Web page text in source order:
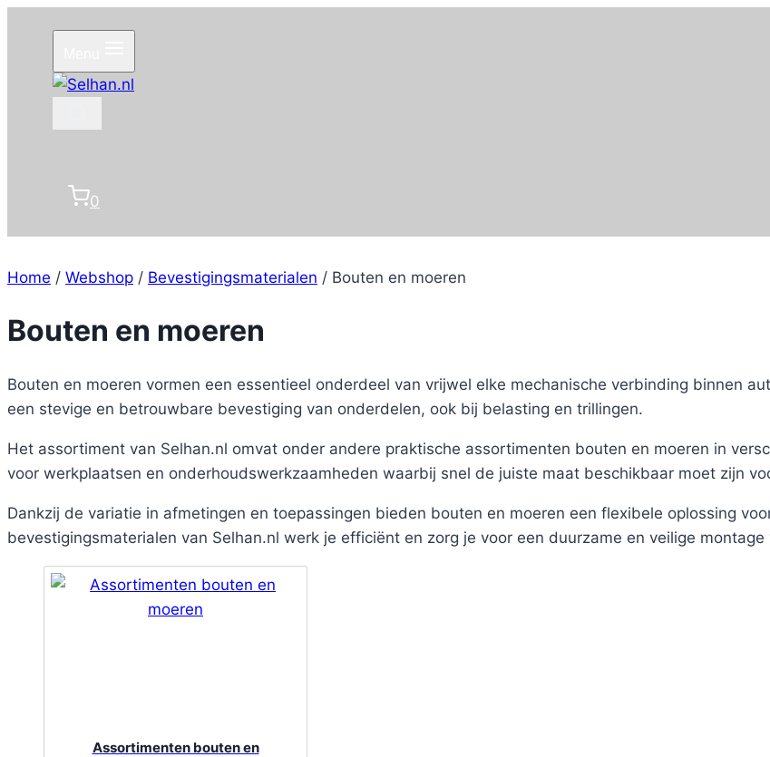
inhoud
0
Home / Webshop / Bevestigingsmaterialen / Bouten en moeren
Bouten en moeren
Bouten en moeren vormen een essentieel onderdeel van vrijwel elke mechanische verbinding binnen
een stevige en betrouwbare bevestiging van onderdelen, ook bij belasting en trillingen.
Het assortiment van Selhan.nl omvat onder andere praktische assortimenten bouten en moeren in
voor werkplaatsen en onderhoudswerkzaamheden waarbij snel de juiste maat beschikbaar moet zijn
Dankzij de variatie in afmetingen en toepassingen bieden bouten en moeren een flexibele oplossing
bevestigingsmaterialen van Selhan.nl werk je efficiënt en zorg je voor een duurzame en veilige
Assortimenten bouten en